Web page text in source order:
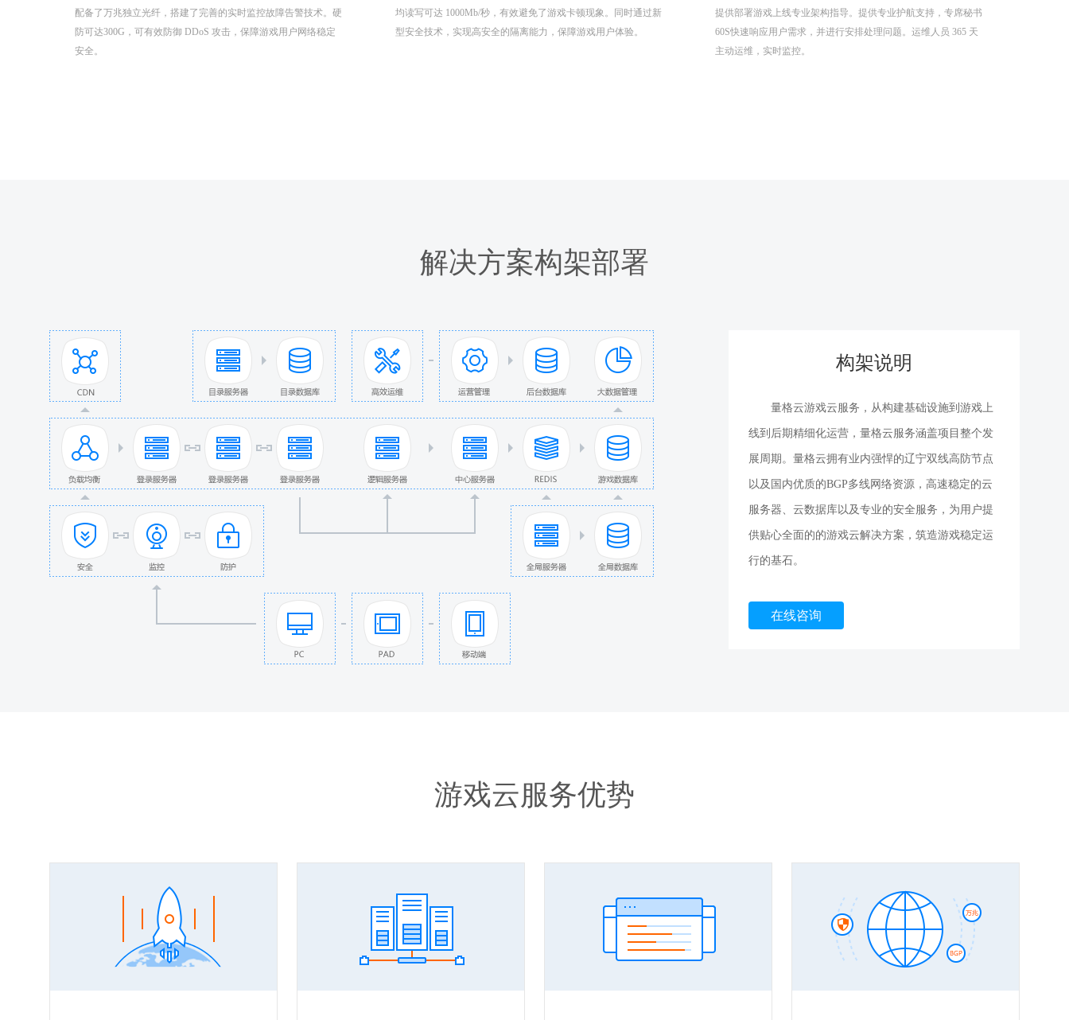
配备了万兆独立光纤，搭建了完善的实时监控故障告警技术。硬
防可达300G，可有效防御 DDoS 攻击，保障游戏用户网络稳定
安全。
均读写可达 1000Mb/秒，有效避免了游戏卡顿现象。同时通过新
型安全技术，实现高安全的隔离能力，保障游戏用户体验。
提供部署游戏上线专业架构指导。提供专业护航支持，专席秘书
60S快速响应用户需求，并进行安排处理问题。运维人员 365 天
主动运维，实时监控。
解决方案构架部署
构架说明
量格云游戏云服务，从构建基础设施到游戏上
线到后期精细化运营，量格云服务涵盖项目整个发
展周期。量格云拥有业内强悍的辽宁双线高防节点
以及国内优质的BGP多线网络资源，高速稳定的云
服务器、云数据库以及专业的安全服务，为用户提
供贴心全面的的游戏云解决方案，筑造游戏稳定运
行的基石。
在线咨询
游戏云服务优势